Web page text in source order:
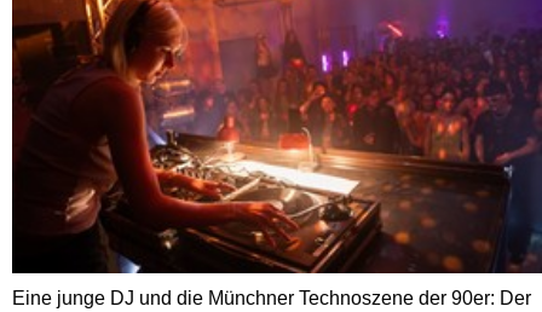
Eine junge DJ und die Münchner Technoszene der 90er: Der